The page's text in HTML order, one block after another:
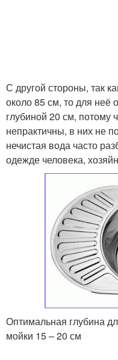
С другой стороны, так
около 85 см, то для неё
глубиной 20 см, потому
непрактичны, в них не
нечистая вода часто
одежде человека,
Оптимальная глубина
мойки 15 – 20 см